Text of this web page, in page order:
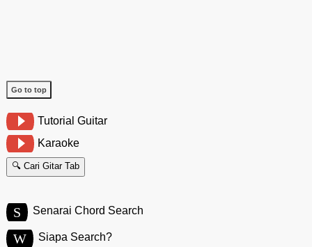
Go to top
Tutorial Guitar
Karaoke
🔍 Cari Gitar Tab
S Senarai Chord Search
W Siapa Search?